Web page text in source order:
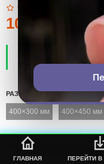
ГЛАВНАЯ ПЕРЕЙТИ В
100тмт.
НАЛИЧИЕ:
ЕСТЬ В
РАЗМЕР
400×300 мм 400×450 мм